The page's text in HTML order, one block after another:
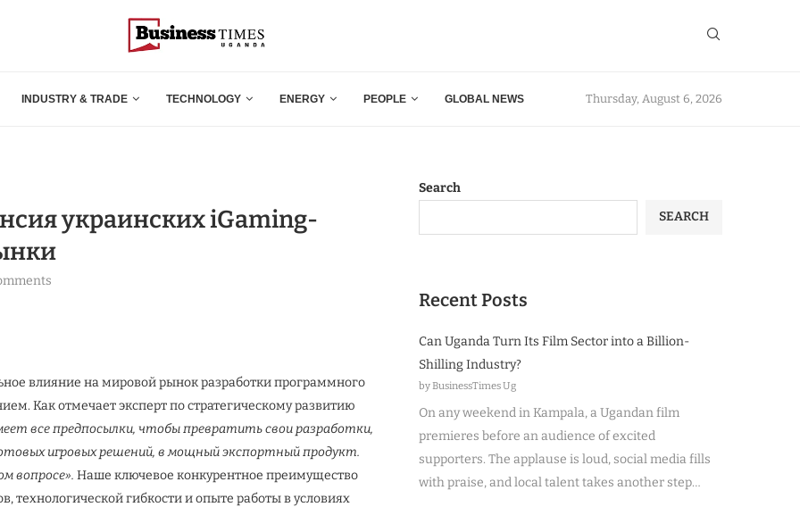
INDUSTRY & TRADE TECHNOLOGY ENERGY PEOPLE GLOBAL NEWS Thursday, August 6, 2026
украинских iGaming-
влияние на мировой рынок разработки программного
Как отмечает эксперт по стратегическому развитию
все предпосылки, чтобы превратить свои разработки,
игровых решений, в мощный экспортный продукт.
вопросе». Наше ключевое конкурентное преимущество
технологической гибкости и опыте работы в условиях
Search
SEARCH
Recent Posts
Can Uganda Turn Its Film Sector into a Billion-
Shilling Industry?
by BusinessTimes Ug
On any weekend in Kampala, a Ugandan film
premieres before an audience of excited
supporters. The applause is loud, social media fills
with praise, and local talent takes another step…